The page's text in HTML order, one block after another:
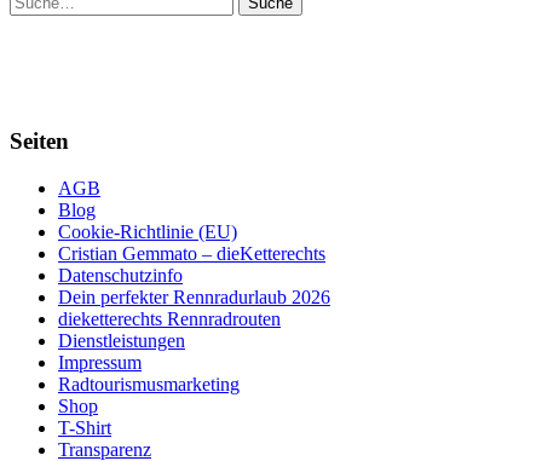
Seiten
AGB
Blog
Cookie-Richtlinie (EU)
Cristian Gemmato – dieKetterechts
Datenschutzinfo
Dein perfekter Rennradurlaub 2026
dieketterechts Rennradrouten
Dienstleistungen
Impressum
Radtourismusmarketing
Shop
T-Shirt
Transparenz